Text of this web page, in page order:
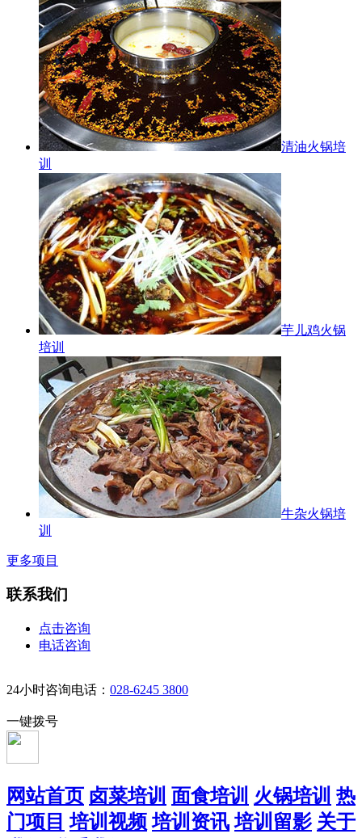
清油火锅培
训
芋儿鸡火锅
培训
牛杂火锅培
训
更多项目
联系我们
点击咨询
电话咨询
24小时咨询电话： 028-6245 3800
一键拨号
网站首页 卤菜培训 面食培训 火锅培训 热
门项目 培训视频 培训资讯 培训留影 关于